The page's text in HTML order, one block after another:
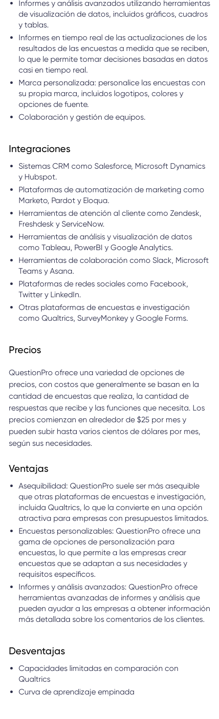
Informes y análisis avanzados utilizando herramientas
de visualización de datos, incluidos gráficos, cuadros
y tablas.
Informes en tiempo real de las actualizaciones de los
resultados de las encuestas a medida que se reciben,
lo que le permite tomar decisiones basadas en datos
casi en tiempo real.
Marca personalizada: personalice las encuestas con
su propia marca, incluidos logotipos, colores y
opciones de fuente.
Colaboración y gestión de equipos.
Integraciones
Sistemas CRM como Salesforce, Microsoft Dynamics
y Hubspot.
Plataformas de automatización de marketing como
Marketo, Pardot y Eloqua.
Herramientas de atención al cliente como Zendesk,
Freshdesk y ServiceNow.
Herramientas de análisis y visualización de datos
como Tableau, PowerBI y Google Analytics.
Herramientas de colaboración como Slack, Microsoft
Teams y Asana.
Plataformas de redes sociales como Facebook,
Twitter y LinkedIn.
Otras plataformas de encuestas e investigación
como Qualtrics, SurveyMonkey y Google Forms.
Precios
QuestionPro ofrece una variedad de opciones de
precios, con costos que generalmente se basan en la
cantidad de encuestas que realiza, la cantidad de
respuestas que recibe y las funciones que necesita. Los
precios comienzan en alrededor de $25 por mes y
pueden subir hasta varios cientos de dólares por mes,
según sus necesidades.
Ventajas
Asequibilidad: QuestionPro suele ser más asequible
que otras plataformas de encuestas e investigación,
incluida Qualtrics, lo que la convierte en una opción
atractiva para empresas con presupuestos limitados.
Encuestas personalizables: QuestionPro ofrece una
gama de opciones de personalización para
encuestas, lo que permite a las empresas crear
encuestas que se adaptan a sus necesidades y
requisitos específicos.
Informes y análisis avanzados: QuestionPro ofrece
herramientas avanzadas de informes y análisis que
pueden ayudar a las empresas a obtener información
más detallada sobre los comentarios de los clientes.
Desventajas
Capacidades limitadas en comparación con
Qualtrics
Curva de aprendizaje empinada